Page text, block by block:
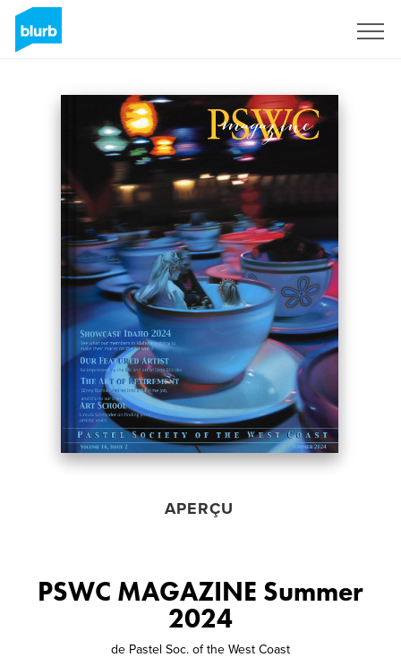
APERÇU
PSWC MAGAZINE Summer
2024
de Pastel Soc. of the West Coast